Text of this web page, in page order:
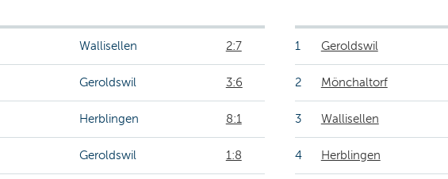
Wallisellen 2:7
Geroldswil 3:6
Herblingen 8:1
Geroldswil 1:8
1 Geroldswil
2 Mönchaltorf
3 Wallisellen
4 Herblingen